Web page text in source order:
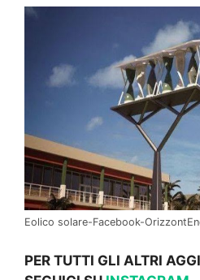
Eolico solare-Facebook-
PER TUTTI GLI ALTRI